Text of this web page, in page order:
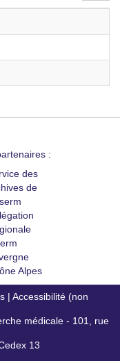
:
des
de
Alpes
| Accessibilité (non
médicale - 101, rue
13